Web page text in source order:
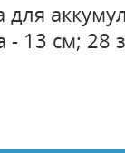
13 см; 28